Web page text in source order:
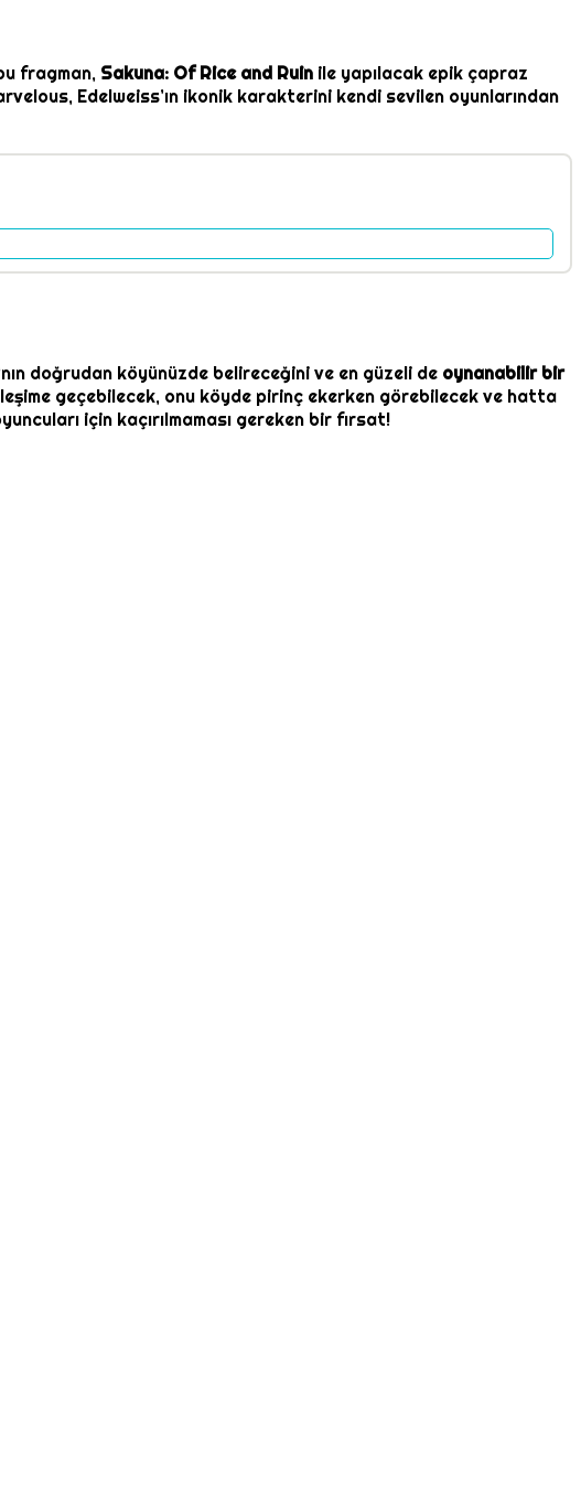
fragman, Sakuna: Of Rice and Ruin ile yapılacak epik çapraz
Edelweiss’ın ikonik karakterini kendi sevilen oyunlarından
doğrudan köyünüzde belireceğini ve en güzeli de oynanabilir bir
geçebilecek, onu köyde pirinç ekerken görebilecek ve hatta
için kaçırılmaması gereken bir fırsat!